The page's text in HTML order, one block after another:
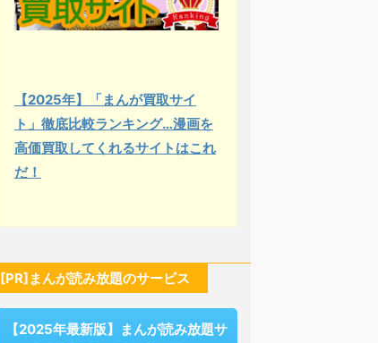
【2025年】「まんが買取サイ
ト」徹底比較ランキング…漫画を
高価買取してくれるサイトはこれ
だ！
[PR]まんが読み放題のサービス
【2025年最新版】まんが読み放題サ